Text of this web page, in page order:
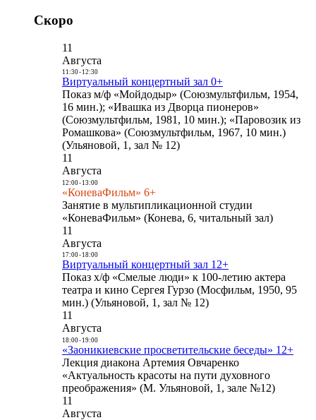
Скоро
11
Августа
11:30- 12:30
Виртуальный концертный зал 0+
Показ м/ф «Мойдодыр» (Союзмультфильм, 1954,
16 мин.); «Ивашка из Дворца пионеров»
(Союзмультфильм, 1981, 10 мин.); «Паровозик из
Ромашкова» (Союзмультфильм, 1967, 10 мин.)
(Ульяновой, 1, зал № 12)
11
Августа
12:00- 13:00
«КоневаФильм» 6+
Занятие в мультипликационной студии
«КоневаФильм» (Конева, 6, читальный зал)
11
Августа
17:00- 18:00
Виртуальный концертный зал 12+
Показ х/ф «Смелые люди» к 100-летию актера
театра и кино Сергея Гурзо (Мосфильм, 1950, 95
мин.) (Ульяновой, 1, зал № 12)
11
Августа
18:00- 19:00
«Заоникиевские просветительские беседы» 12+
Лекция диакона Артемия Овчаренко
«Актуальность красоты на пути духовного
преображения» (М. Ульяновой, 1, зале №12)
11
Августа